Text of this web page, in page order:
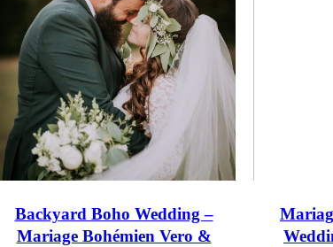
Backyard Boho Wedding –
Mariage Bohémien Vero &